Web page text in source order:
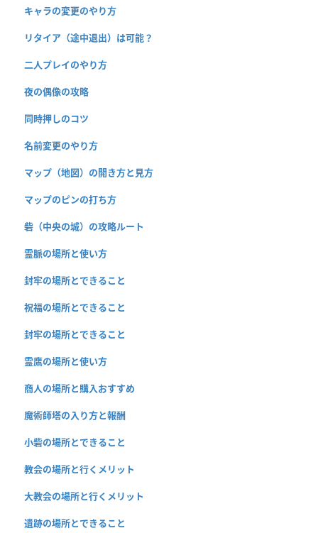
キャラの変更のやり方
リタイア（途中退出）は可能？
二人プレイのやり方
夜の偶像の攻略
同時押しのコツ
名前変更のやり方
マップ（地図）の開き方と見方
マップのピンの打ち方
砦（中央の城）の攻略ルート
霊脈の場所と使い方
封牢の場所とできること
祝福の場所とできること
封牢の場所とできること
霊鷹の場所と使い方
商人の場所と購入おすすめ
魔術師塔の入り方と報酬
小砦の場所とできること
教会の場所と行くメリット
大教会の場所と行くメリット
遺跡の場所とできること